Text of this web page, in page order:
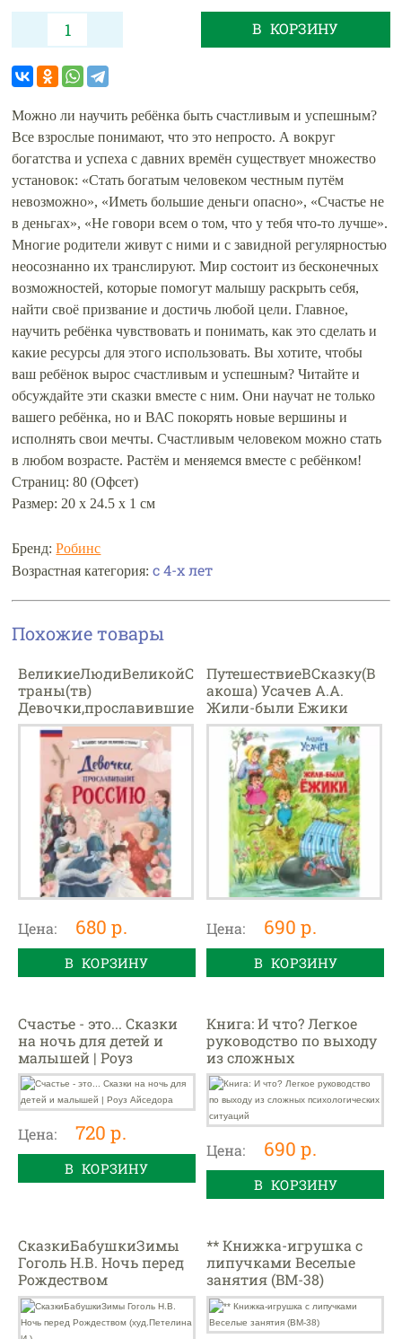
В КОРЗИНУ
Можно ли научить ребёнка быть счастливым и успешным?
Все взрослые понимают, что это непросто. А вокруг
богатства и успеха с давних времён существует множество
установок: «Стать богатым человеком честным путём
невозможно», «Иметь большие деньги опасно», «Счастье не
в деньгах», «Не говори всем о том, что у тебя что-то лучше».
Многие родители живут с ними и с завидной регулярностью
неосознанно их транслируют. Мир состоит из бесконечных
возможностей, которые помогут малышу раскрыть себя,
найти своё призвание и достичь любой цели. Главное,
научить ребёнка чувствовать и понимать, как это сделать и
какие ресурсы для этого использовать. Вы хотите, чтобы
ваш ребёнок вырос счастливым и успешным? Читайте и
обсуждайте эти сказки вместе с ним. Они научат не только
вашего ребёнка, но и ВАС покорять новые вершины и
исполнять свои мечты. Счастливым человеком можно стать
в любом возрасте. Растём и меняемся вместе с ребёнком!
Страниц: 80 (Офсет)
Размер: 20 х 24.5 х 1 см
Бренд:Робинс
Возрастная категория:с 4-х лет
Похожие товары
ВеликиеЛюдиВеликойС
траны(тв)
Девочки,прославившие
Россию (Артемова
Н.,Артемова О.)
Цена: 680 р.
В КОРЗИНУ
ПутешествиеВСказку(В
акоша) Усачев А.А.
Жили-были Ежики
Цена: 690 р.
В КОРЗИНУ
Счастье - это... Сказки
на ночь для детей и
малышей | Роуз
Айседора
Цена: 720 р.
В КОРЗИНУ
Книга: И что? Легкое
руководство по выходу
из сложных
психологических
ситуаций
Цена: 690 р.
В КОРЗИНУ
СказкиБабушкиЗимы
Гоголь Н.В. Ночь перед
Рождеством
(худ.Петелина И.)
** Книжка-игрушка с
липучками Веселые
занятия (BM-38)